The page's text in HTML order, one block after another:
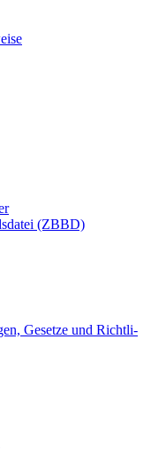
(ZBBD)
Ge­set­ze und Richt­li­